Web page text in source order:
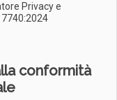
Privacy e
conformità